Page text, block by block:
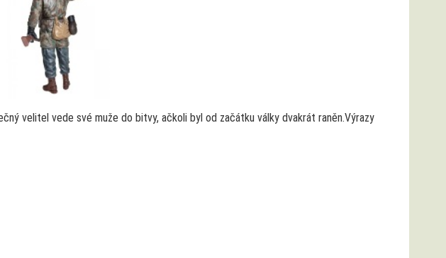
velitel vede své muže do bitvy, ačkoli byl od začátku války dvakrát raněn.Výrazy